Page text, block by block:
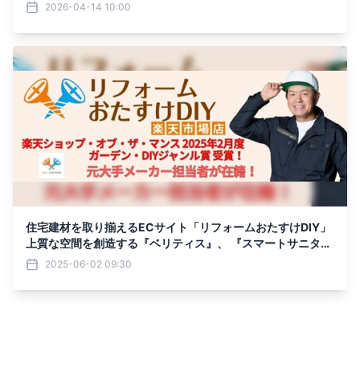
2026-04-14 10:00
住宅建材を取り揃えるECサイト「リフォームおたすけDIY」
上質な空間を創造する『ベリティス』、 『スマートサニタリ
ー』の取扱いを開始
2025-06-02 09:30